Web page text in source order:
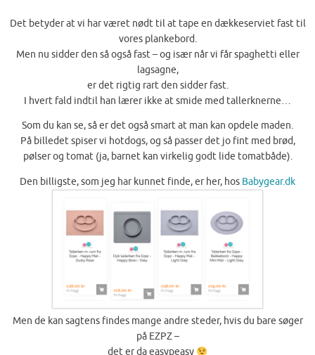
Det betyder at vi har været nødt til at tape en dækkeserviet fast til
vores plankebord.
Men nu sidder den så også fast – og især når vi får spaghetti eller
lagsagne,
er det rigtig rart den sidder fast.
I hvert fald indtil han lærer ikke at smide med tallerknerne…
Som du kan se, så er det også smart at man kan opdele maden.
På billedet spiser vi hotdogs, og så passer det jo fint med brød,
pølser og tomat (ja, barnet kan virkelig godt lide tomatbåde).
Den billigste, som jeg har kunnet finde, er her, hos Babygear.dk
Men de kan sagtens findes mange andre steder, hvis du bare søger
på EZPZ –
det er da easypeasy